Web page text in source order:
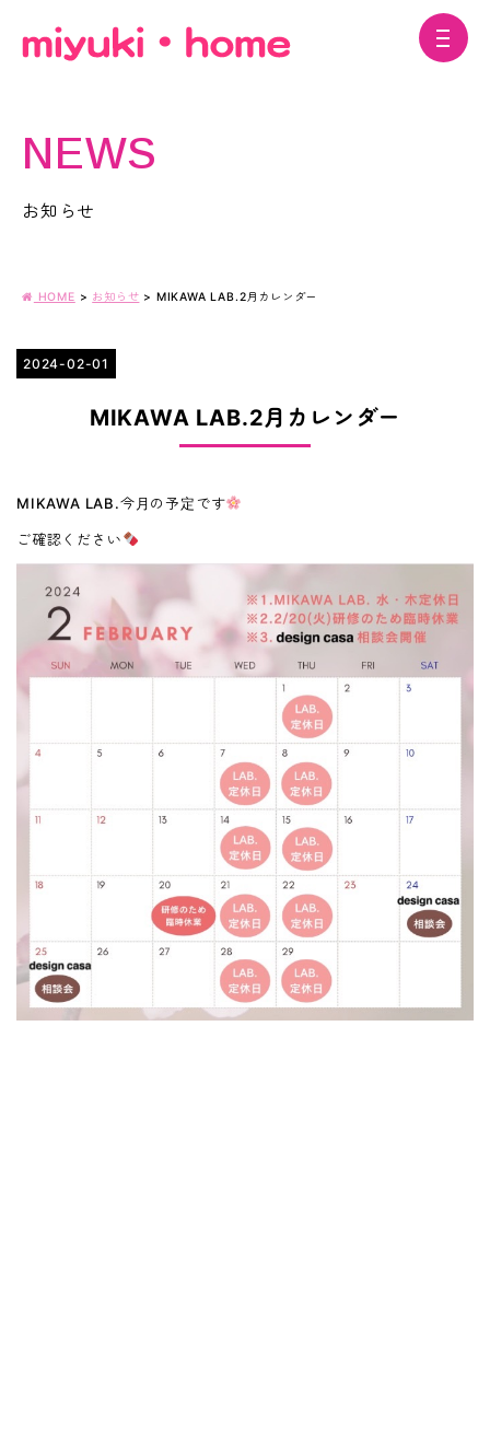
NEWS
お知らせ
HOME > お知らせ > MIKAWA LAB.2月カレンダー
2024-02-01
MIKAWA LAB.2月カレンダー
MIKAWA LAB.今月の予定です
ご確認ください